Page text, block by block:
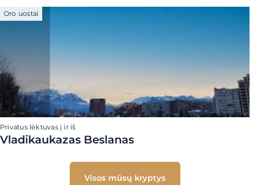
Oro uostai
Privatus lėktuvas į ir iš
Vladikaukazas Beslanas
Visos mūsų kryptys